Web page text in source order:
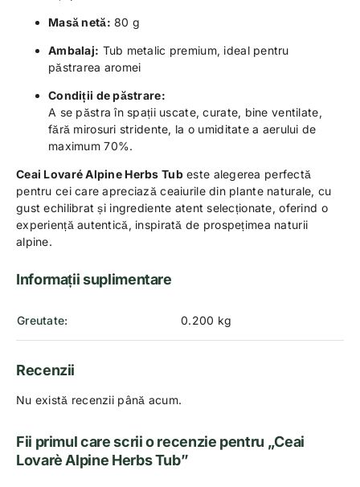
Masă netă: 80 g
Ambalaj: Tub metalic premium, ideal pentru
păstrarea aromei
Condiții de păstrare:
A se păstra în spații uscate, curate, bine ventilate,
fără mirosuri stridente, la o umiditate a aerului de
maximum 70%.
Ceai Lovaré Alpine Herbs Tubeste alegerea perfectă
pentru cei care apreciază ceaiurile din plante naturale, cu
gust echilibrat și ingrediente atent selecționate, oferind o
experiență autentică, inspirată de prospețimea naturii
alpine.
Informații suplimentare
Greutate 0.200 kg
Recenzii
Nu există recenzii până acum.
Fii primul care scrii o recenzie pentru „Ceai
Lovarè Alpine Herbs Tub”